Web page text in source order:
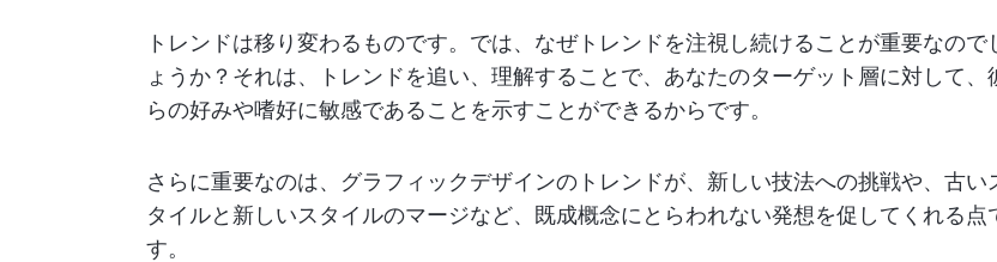
トレンドは移り変わるものです。では、なぜトレンドを注視し続けることが重要なので
ょうか？それは、トレンドを追い、理解することで、あなたのターゲット層に対して、
らの好みや嗜好に敏感であることを示すことができるからです。
さらに重要なのは、グラフィックデザインのトレンドが、新しい技法への挑戦や、古い
タイルと新しいスタイルのマージなど、既成概念にとらわれない発想を促してくれる点
す。